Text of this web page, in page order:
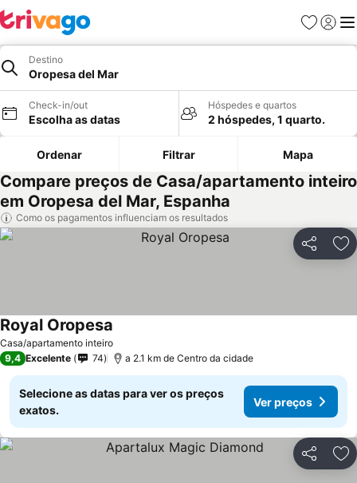
Favoritos
Iniciar
Destino
Oropesa del Mar
Check-in/out
Escolha as datas
Hóspedes e quartos
2 hóspedes, 1 quarto.
Ordenar Filtrar Mapa
Compare preços de Casa/apartamento inteiro
em Oropesa del Mar, Espanha
Como os pagamentos influenciam os resultados
Partilhar
Casa/apartamento inteiro
Royal Oropesa
9,4 Excelente 74 a 2.1 km de Centro da cidade
Selecione as datas para ver os preços
exatos.
Ver preços
Partilhar